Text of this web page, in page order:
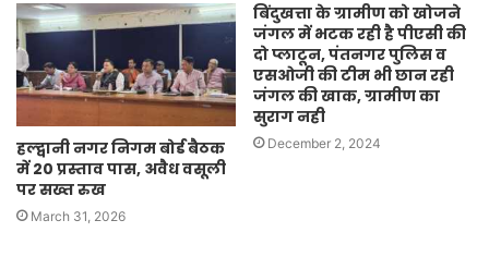
हल्द्वानी नगर निगम बोर्ड बैठक
में 20 प्रस्ताव पास, अवैध वसूली
पर सख्त रुख
March 31, 2026
बिंदुखत्ता के ग्रामीण को खोजने
जंगल में भटक रही है पीएसी की
दो प्लाटून, पंतनगर पुलिस व
एसओजी की टीम भी छान रही
जंगल की खाक, ग्रामीण का
सुराग नही
December 2, 2024